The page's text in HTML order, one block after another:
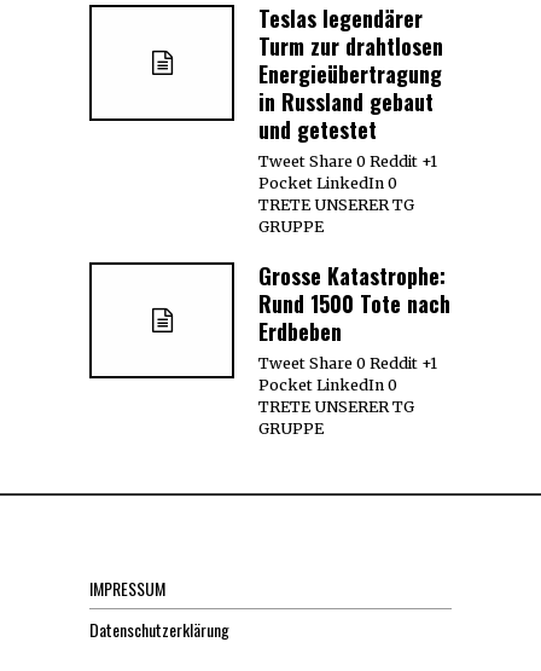
Teslas legendärer
Turm zur drahtlosen
Energieübertragung
in Russland gebaut
und getestet
Tweet Share 0 Reddit +1
Pocket LinkedIn 0
TRETE UNSERER TG
GRUPPE
Grosse Katastrophe:
Rund 1500 Tote nach
Erdbeben
Tweet Share 0 Reddit +1
Pocket LinkedIn 0
TRETE UNSERER TG
GRUPPE
IMPRESSUM
Datenschutzerklärung